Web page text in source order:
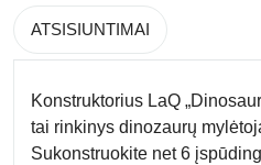
ATSISIUNTIMAI
Konstruktorius LaQ
tai rinkinys dinozaurų
Sukonstruokite net 6